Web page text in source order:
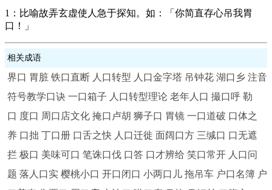
1：比喻故弄玄虚使人急于探知。如：「你简直存心吊我胃
口！」
相关成语
界口 胃脏 铁口直断 人口转型 人口金字塔 吊钟花 湖口乡 注音
符号教学口诀 一口箱子 人口转型理论 老年人口 撮口呼 勒
口 度口 周口店文化 掩口卢胡 狮子口 胃镜 一口道破 口体之
养 口拙 丁口册 口舌之快 人口迁徙 面阔口方 三缄口 口无遮
拦 极口 美味可口 笔诛口伐 口答 口才辨给 笑口常开 人口问
题 落人口实 樱桃小口 开口闭口 小两口儿 拖吊车 户口名簿 户